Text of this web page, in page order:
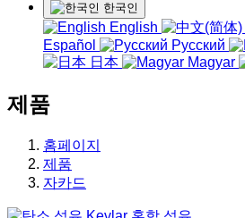
한국인
English
Español
Русский
日本
Magyar
제품
홈페이지
제품
자카드